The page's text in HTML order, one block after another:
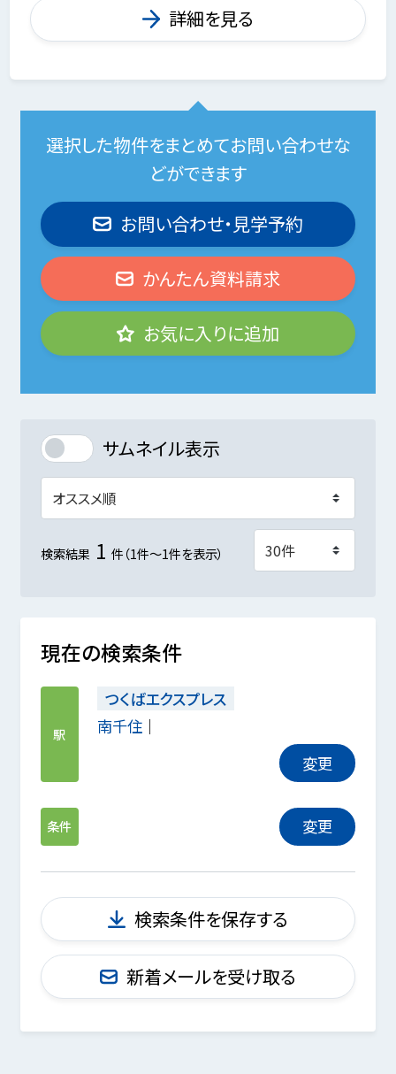
詳細を見る
選択した物件をまとめてお問い合わせな
どができます
お問い合わせ・見学予約
かんたん資料請求
お気に入りに追加
サムネイル表示
検索結果 1 件（1件～1件を表示）
現在の検索条件
駅
つくばエクスプレス
南千住
変更
条件 変更
検索条件を保存する
新着メールを受け取る